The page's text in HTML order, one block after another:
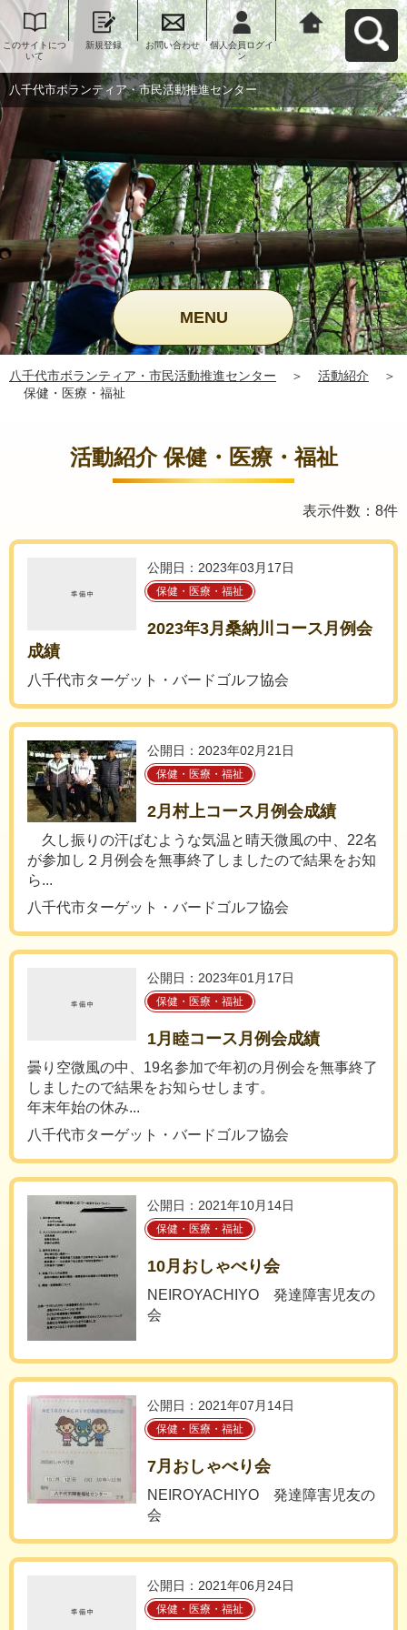
このサイトにつ
いて
新規登録 お問い合わせ
個人会員ログイ
ン
八千代市ボラン
ティア・市民活
動推進センター
へ戻る
八千代市ボランティア・市民活動推進センター
MENU
八千代市ボランティア・市民活動推進センター ＞ 活動紹介
＞
保健・医療・福祉
活動紹介 保健・医療・福祉
表示件数：8件
公開日：2023年03月17日
保健・医療・福祉
2023年3月桑納川コース月例会
成績
八千代市ターゲット・バードゴルフ協会
公開日：2023年02月21日
保健・医療・福祉
2月村上コース月例会成績
久し振りの汗ばむような気温と晴天微風の中、22名
が参加し２月例会を無事終了しましたので結果をお知
ら...
八千代市ターゲット・バードゴルフ協会
公開日：2023年01月17日
保健・医療・福祉
1月睦コース月例会成績
曇り空微風の中、19名参加で年初の月例会を無事終了
しましたので結果をお知らせします。
年末年始の休み...
八千代市ターゲット・バードゴルフ協会
公開日：2021年10月14日
保健・医療・福祉
10月おしゃべり会
NEIROYACHIYO 発達障害児友の
会
公開日：2021年07月14日
保健・医療・福祉
7月おしゃべり会
NEIROYACHIYO 発達障害児友の
会
公開日：2021年06月24日
保健・医療・福祉